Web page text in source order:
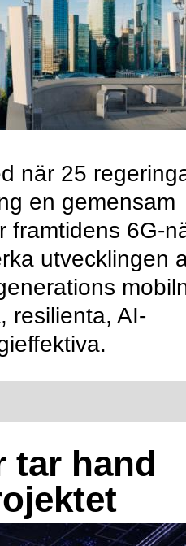
när 25
en gemensam
framtidens 6G-
utvecklingen
resilienta, AI-
tar hand